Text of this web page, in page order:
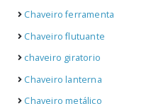
Chaveiro ferramenta
Chaveiro flutuante
chaveiro giratorio
Chaveiro lanterna
Chaveiro metálico